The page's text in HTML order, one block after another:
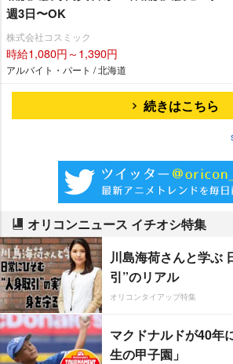
週3日〜OK
株式会社コスミック
時給1,080円～1,390円
アルバイト・パート / 北海道
続きはこちら
オリコンニュース イチオシ特集
川島海荷さんと学ぶ
引”のリアル
オリコンタイアップ特集
マクドナルドが40年
生の甲子園」